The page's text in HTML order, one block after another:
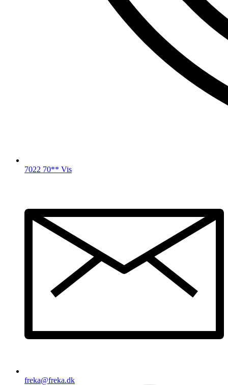
7022 70** Vis
freka@freka.dk